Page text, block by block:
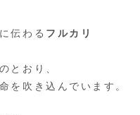
伝わる フルカリ
とおり、
を吹き込んでいます。